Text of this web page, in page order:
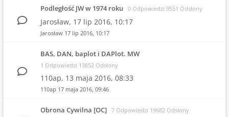
Podległość JW w 1974 roku 0 Odpowiedzi 9551 Odsłony
Jarosław, 17 lip 2016, 10:17
Jarosław 17 lip 2016, 10:17
BAS, DAN, baplot i DAPlot. MW
1 Odpowiedzi 13852 Odsłony
110ap, 13 maja 2016, 08:33
110ap 17 maja 2016, 09:46
Obrona Cywilna [OC] 7 Odpowiedzi 19682 Odsłony